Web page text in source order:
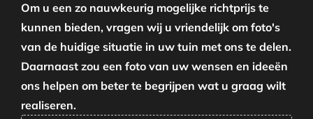
Om u een zo nauwkeurig mogelijke richtprijs te
kunnen bieden, vragen wij u vriendelijk om foto's
van de huidige situatie in uw tuin met ons te delen.
Daarnaast zou een foto van uw wensen en ideeën
ons helpen om beter te begrijpen wat u graag wilt
realiseren.